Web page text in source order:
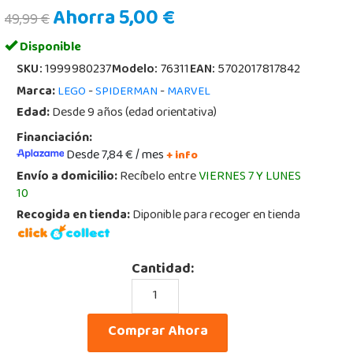
49,99 €Ahorra 5,00 €
Disponible
SKU:1999980237Modelo:76311EAN:5702017817842
Marca:LEGO-SPIDERMAN-MARVEL
Edad:Desde 9 años (edad orientativa)
Financiación:
Desde 7,84 € / mes+ info
Envío a domicilio:Recíbelo entreVIERNES 7 Y LUNES
10
Recogida en tienda:Diponible para recoger en tienda
Cantidad:
Comprar Ahora